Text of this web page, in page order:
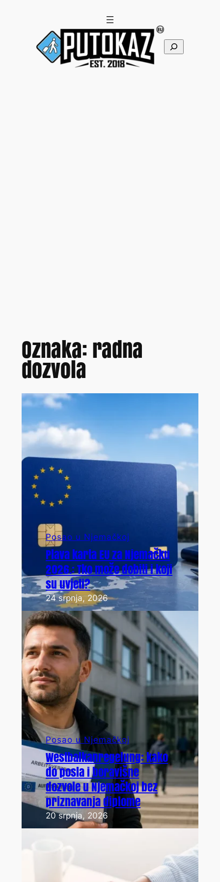
Pretraga
Oznaka:radna
dozvola
Posao u Njemačkoj
Plava karta EU za Njemačku
2026.: Tko može dobiti i koji
su uvjeti?
24 srpnja, 2026
Posao u Njemačkoj
Westbalkanregelung: kako
do posla i boravišne
dozvole u Njemačkoj bez
priznavanja diplome
20 srpnja, 2026